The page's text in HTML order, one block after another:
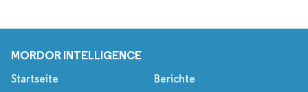
MORDOR INTELLIGENCE
Startseite Berichte